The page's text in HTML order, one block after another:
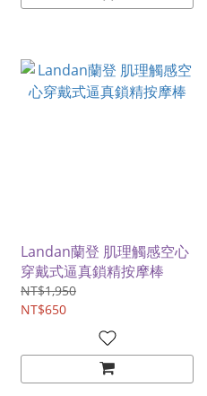
Landan蘭登 肌理觸感空心
穿戴式逼真鎖精按摩棒
NT$1,950
NT$650